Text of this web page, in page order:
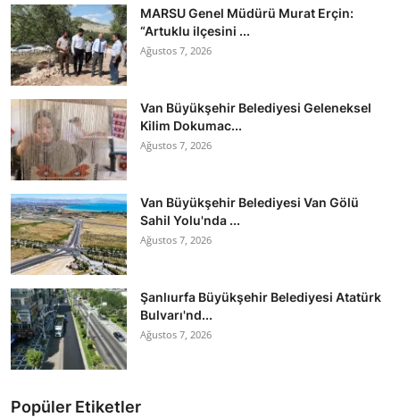
MARSU Genel Müdürü Murat Erçin:
“Artuklu ilçesini ...
Ağustos 7, 2026
Van Büyükşehir Belediyesi Geleneksel
Kilim Dokumac...
Ağustos 7, 2026
Van Büyükşehir Belediyesi Van Gölü
Sahil Yolu'nda ...
Ağustos 7, 2026
Şanlıurfa Büyükşehir Belediyesi Atatürk
Bulvarı'nd...
Ağustos 7, 2026
Popüler Etiketler